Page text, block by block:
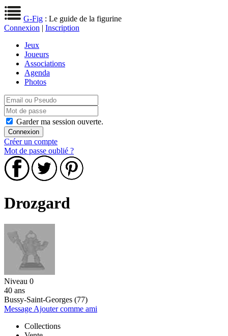
G-Fig : Le guide de la figurine
Connexion | Inscription
Jeux
Joueurs
Associations
Agenda
Photos
Garder ma session ouverte.
Créer un compte
Mot de passe oublié ?
Drozgard
Niveau 0
40 ans
Bussy-Saint-Georges (77)
Message Ajouter comme ami
Collections